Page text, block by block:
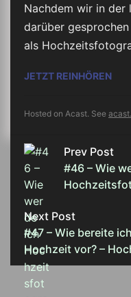
RSS FEED
EMBED
Nachdem wir in der
darüber
als
JETZT REINHÖREN#47
Hosted on Acast. See
Prev Post
#46 – Wie
Next Post
#47 – Wie bereite
Hochzeit vor? –